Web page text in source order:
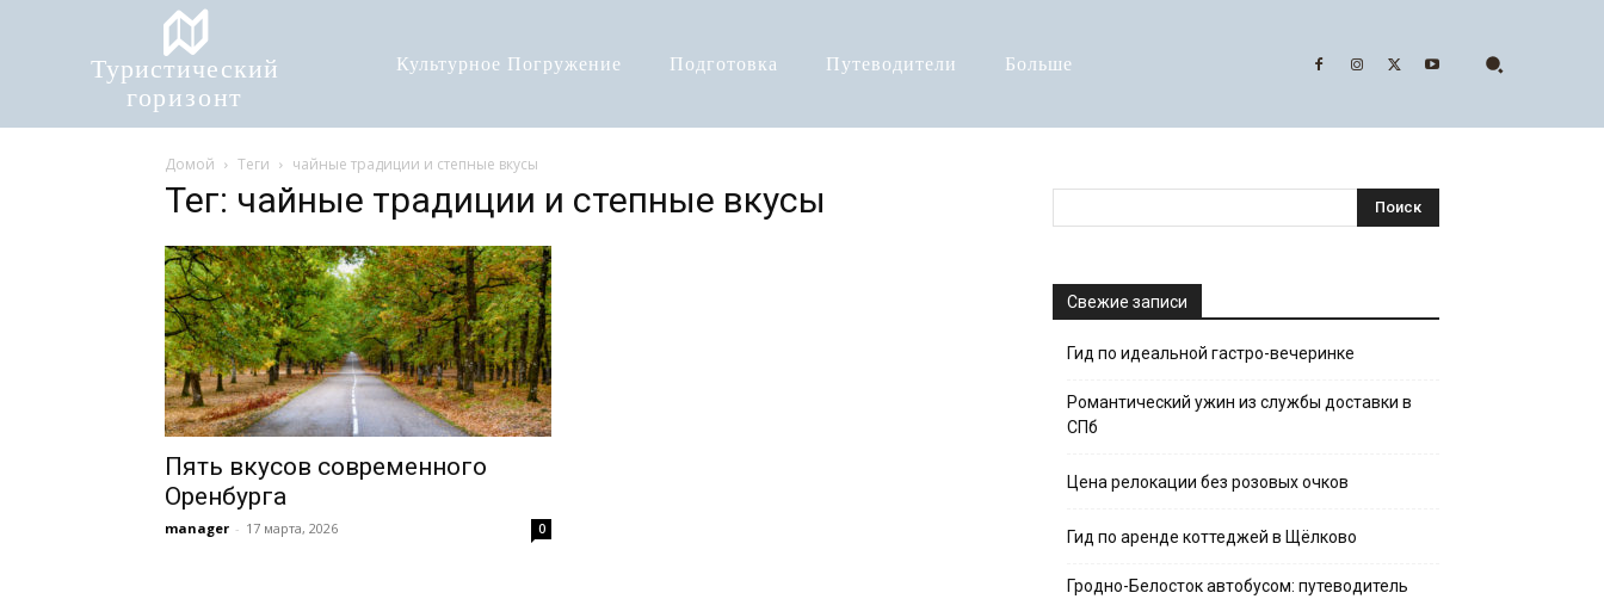
Туристический
горизонт
Культурное Погружение Подготовка Путеводители Больше
Домой Теги чайные традиции и степные вкусы
Тег: чайные традиции и степные вкусы
Пять вкусов современного
Оренбурга
manager - 17 марта, 2026 0
Свежие записи
Гид по идеальной гастро-вечеринке
Романтический ужин из службы доставки в
СПб
Цена релокации без розовых очков
Гид по аренде коттеджей в Щёлково
Гродно-Белосток автобусом: путеводитель